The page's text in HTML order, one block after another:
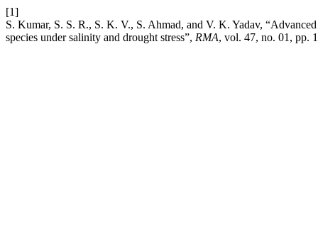
[1]
S. Kumar, S. S. R., S. K. V., S. Ahmad, and V. K. Yadav,
species under salinity and drought stress”, RMA, vol. 47, no. 01, pp.